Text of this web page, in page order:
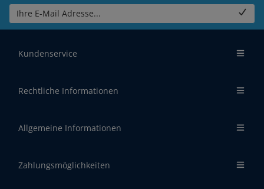
Ihre E-Mail Adresse...
Kundenservice
Rechtliche Informationen
Allgemeine Informationen
Zahlungsmöglichkeiten